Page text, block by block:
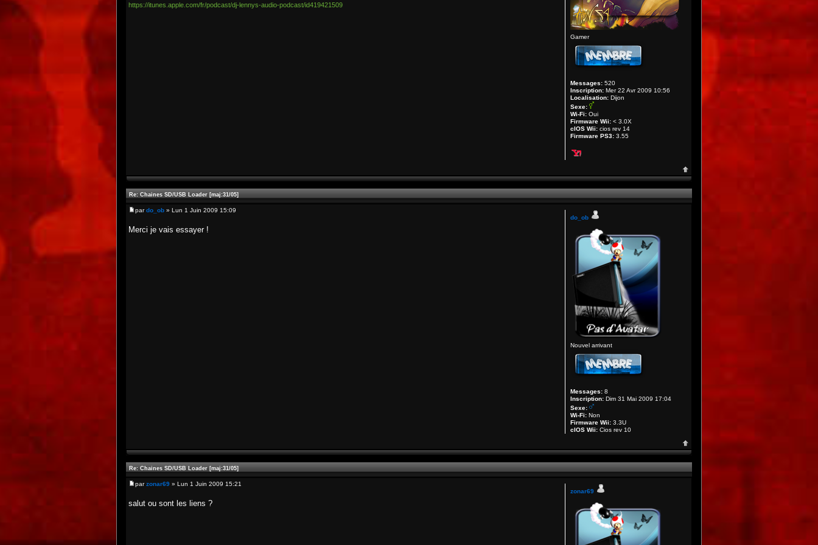
https://itunes.apple.com/fr/podcast/dj-lennys-audio-podcast/id419421509
Gamer
Messages: 520
Inscription: Mer 22 Avr 2009 10:56
Localisation: Dijon
Sexe:
Wi-Fi: Oui
Firmware Wii: < 3.0X
cIOS Wii: cios rev 14
Firmware PS3: 3.55
Re: Chaines SD/USB Loader [maj:31/05]
pardo_ob » Lun 1 Juin 2009 15:09
Merci je vais essayer !
do_ob
Nouvel arrivant
Messages: 8
Inscription: Dim 31 Mai 2009 17:04
Sexe:
Wi-Fi: Non
Firmware Wii: 3.3U
cIOS Wii: Cios rev 10
Re: Chaines SD/USB Loader [maj:31/05]
parzonar69 » Lun 1 Juin 2009 15:21
salut ou sont les liens ?
zonar69